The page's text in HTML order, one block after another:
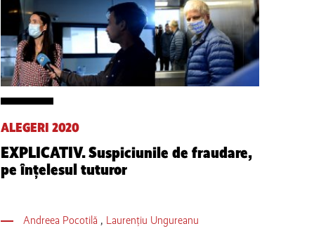
ALEGERI 2020
EXPLICATIV. Suspiciunile de fraudare,
pe înțelesul tuturor
Andreea Pocotilă , Laurențiu Ungureanu